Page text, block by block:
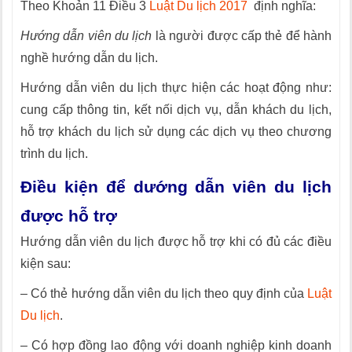
Theo Khoản 11 Điều 3 Luật Du lịch 2017 định nghĩa:
Hướng dẫn viên du lịch à người được cấp thẻ để hành
nghề hướng dẫn du lịch.
Hướng dẫn viên du lịch thực hiện các hoạt động như:
cung cấp thông tin, kết nối dịch vụ, dẫn khách du l ịch,
hỗ trợ khách du l ịch sử dụng các dịch vụ theo chương
trình du l ịch.
Điều kiện để dướng dẫn viên du lịch
được hỗ trợ
Hướng dẫn viên du lịch được hỗ trợ khi có đủ các điều
kiện sau:
– Có thẻ hướng dẫn viên du lịch theo quy định của Luật
Du lịch.
– Có hợp đồng lao động với doanh nghiệp kinh doanh